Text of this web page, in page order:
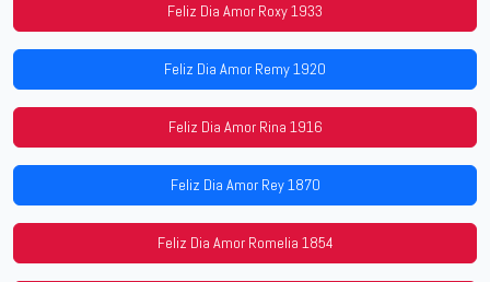
Feliz Dia Amor Roxy 1933
Feliz Dia Amor Remy 1920
Feliz Dia Amor Rina 1916
Feliz Dia Amor Rey 1870
Feliz Dia Amor Romelia 1854